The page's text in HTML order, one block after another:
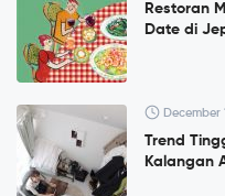
Restoran
Date di
December
Trend
Kalangan